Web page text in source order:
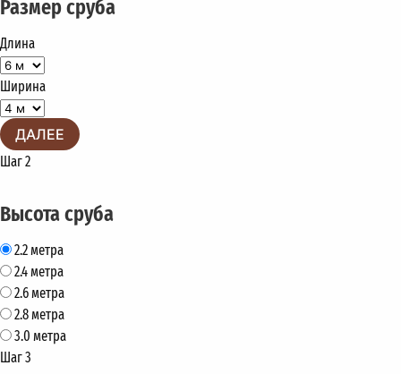
Длина
Ширина
ДАЛЕЕ
Шаг 2
Высота сруба
2.2 метра
2.4 метра
2.6 метра
2.8 метра
3.0 метра
Шаг 3